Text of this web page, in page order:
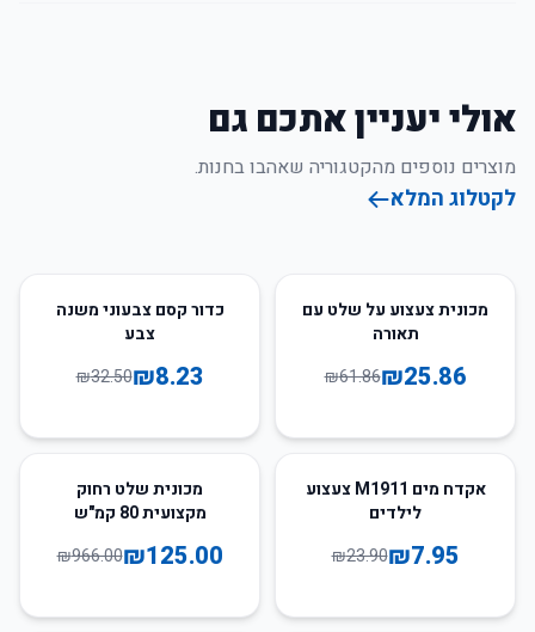
אולי יעניין אתכם גם
מוצרים נוספים מהקטגוריה שאהבו בחנות.
לקטלוג המלא
58%מכונית צעצוע על שלט עם
תאורה
₪25.86
₪61.86
75
כדור קסם צבעוני משנה
צבע
₪8.23
₪32.50
67%
אקדח מים M1911 צעצוע
לילדים
₪7.95
₪23.90
מכונית שלט רחוק
מקצועית 80 קמ"ש
₪125.00
₪966.00